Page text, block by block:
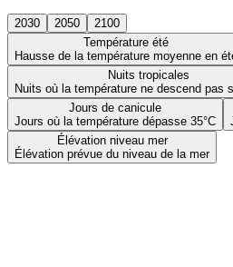
2030 2050
2100
Température été
Hausse de la température moyenne en
Nuits tropicales
Nuits où la température ne descend pas
Jours de canicule
Jours où la température dépasse 35°C
Élévation niveau mer
Élévation prévue du niveau de la mer